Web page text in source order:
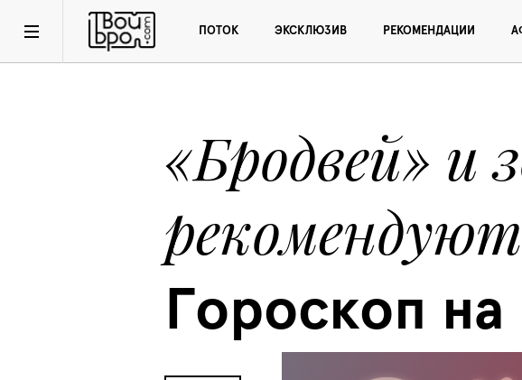
ПОТОК ЭКСКЛЮЗИВ РЕКОМЕНДАЦИИ
«Бродвей» и
рекомендуют
Гороскоп